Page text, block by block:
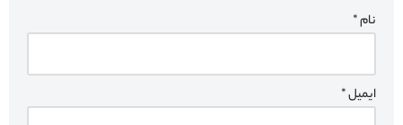
نام*
ایمیل*